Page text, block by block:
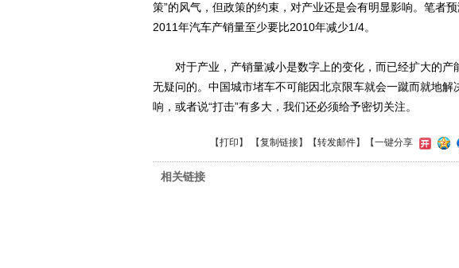
策”的风气，但政策的约束，对产业还是会有明显影响。笔者
2011年汽车产销量至少要比2010年减少1/4。
对于产业，产销量减小是数字上的变化，而已经扩大的产
无疑问的。中国城市堵车不可能因北京限车就会一蹴而就地
响，或者说“打击”有多大，我们还必须给予密切关注。
【打印 】 【复制链接】【转发邮件】 【一键分享
相关链接